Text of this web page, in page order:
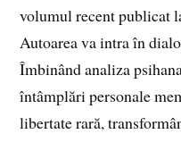
volumul recent publicat
Autoarea va intra în
Îmbinând analiza
întâmplări personale
libertate rară,